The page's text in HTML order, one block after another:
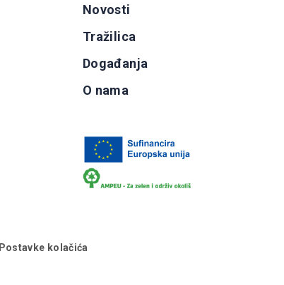
Novosti
Tražilica
Događanja
O nama
Postavke kolačića